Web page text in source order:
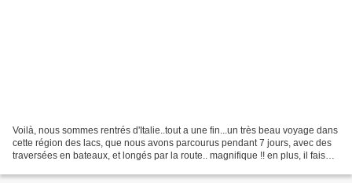
Voilà, nous sommes rentrés d'Italie..tout a une fin...un très beau voyage dans
cette région des lacs, que nous avons parcourus pendant 7 jours, avec des
traversées en bateaux, et longés par la route.. magnifique !! en plus, il faisait